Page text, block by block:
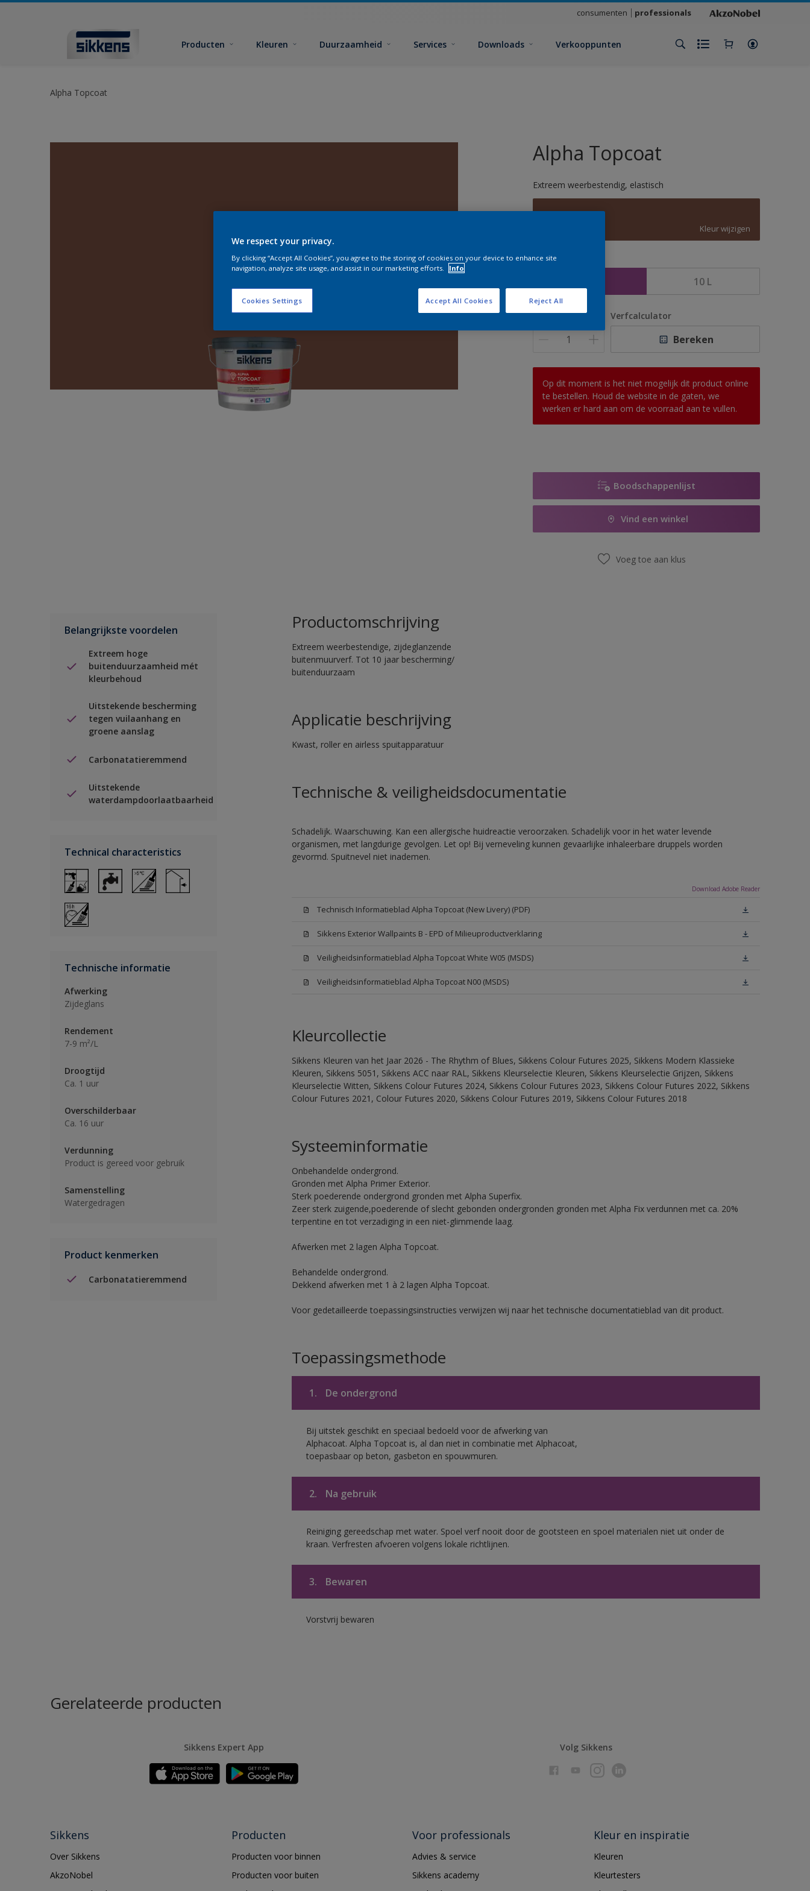
consumenten professionals
Producten Kleuren Duurzaamheid Services Downloads Verkooppunten
Alpha Topcoat
Alpha Topcoat
Extreem weerbestendig, elastisch
8002
Kleur wijzigen
Grootte
10 L
Aantal Verfcalculator
Bereken
Op dit moment is het niet mogelijk dit product online
te bestellen. Houd de website in de gaten, we
werken er hard aan om de voorraad aan te vullen.
Boodschappenlijst
Vind een winkel
Voeg toe aan klus
Belangrijkste voordelen
Extreem hoge
buitenduurzaamheid mét
kleurbehoud
Uitstekende bescherming
tegen vuilaanhang en
groene aanslag
Carbonatatieremmend
Uitstekende
waterdampdoorlaatbaarheid
Technical characteristics
Technische informatie
Afwerking
Zijdeglans
Rendement
7-9 m²/L
Droogtijd
Ca. 1 uur
Overschilderbaar
Ca. 16 uur
Verdunning
Product is gereed voor gebruik
Samenstelling
Watergedragen
Product kenmerken
Carbonatatieremmend
Productomschrijving
Extreem weerbestendige, zijdeglanzende
buitenmuurverf. Tot 10 jaar bescherming/
buitenduurzaam
Applicatie beschrijving
Kwast, roller en airless spuitapparatuur
Technische & veiligheidsdocumentatie
Schadelijk. Waarschuwing. Kan een allergische huidreactie veroorzaken. Schadelijk voor in het water levende
organismen, met langdurige gevolgen. Let op! Bij verneveling kunnen gevaarlijke inhaleerbare druppels worden
gevormd. Spuitnevel niet inademen.
Download Adobe Reader
Technisch Informatieblad Alpha Topcoat (New Livery) (PDF)
Sikkens Exterior Wallpaints B - EPD of Milieuproductverklaring
Veiligheidsinformatieblad Alpha Topcoat White W05 (MSDS)
Veiligheidsinformatieblad Alpha Topcoat N00 (MSDS)
Kleurcollectie
Sikkens Kleuren van het Jaar 2026 - The Rhythm of Blues, Sikkens Colour Futures 2025, Sikkens Modern Klassieke
Kleuren, Sikkens 5051, Sikkens ACC naar RAL, Sikkens Kleurselectie Kleuren, Sikkens Kleurselectie Grijzen, Sikkens
Kleurselectie Witten, Sikkens Colour Futures 2024, Sikkens Colour Futures 2023, Sikkens Colour Futures 2022, Sikkens
Colour Futures 2021, Colour Futures 2020, Sikkens Colour Futures 2019, Sikkens Colour Futures 2018
Systeeminformatie
Onbehandelde ondergrond.
Gronden met Alpha Primer Exterior.
Sterk poederende ondergrond gronden met Alpha Superfix.
Zeer sterk zuigende,poederende of slecht gebonden ondergronden gronden met Alpha Fix verdunnen met ca. 20%
terpentine en tot verzadiging in een niet-glimmende laag.
Afwerken met 2 lagen Alpha Topcoat.
Behandelde ondergrond.
Dekkend afwerken met 1 à 2 lagen Alpha Topcoat.
Voor gedetailleerde toepassingsinstructies verwijzen wij naar het technische documentatieblad van dit product.
Toepassingsmethode
1. De ondergrond
Bij uitstek geschikt en speciaal bedoeld voor de afwerking van
Alphacoat. Alpha Topcoat is, al dan niet in combinatie met Alphacoat,
toepasbaar op beton, gasbeton en spouwmuren.
2. Na gebruik
Reiniging gereedschap met water. Spoel verf nooit door de gootsteen en spoel materialen niet uit onder de
kraan. Verfresten afvoeren volgens lokale richtlijnen.
3. Bewaren
Vorstvrij bewaren
Gerelateerde producten
Sikkens Expert App Volg Sikkens
Sikkens
Over Sikkens
AkzoNobel
Producten
Producten voor binnen
Producten voor buiten
Voor professionals
Advies & service
Sikkens academy
Kleur en inspiratie
Kleuren
Kleurtesters
We respect your privacy.
By clicking “Accept All Cookies”, you agree to the storing of cookies on your device to enhance site
navigation, analyze site usage, and assist in our marketing efforts.
Info
Cookies Settings Reject All
Accept All Cookies